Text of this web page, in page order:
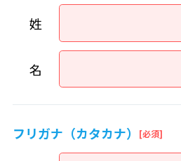
姓
名
フリガナ（カタカナ）